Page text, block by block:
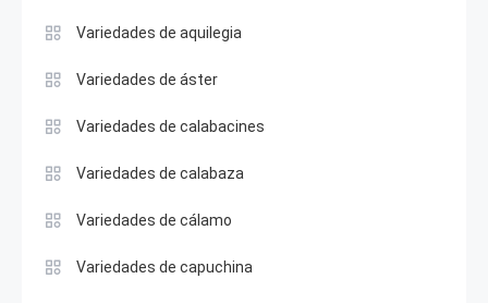
Variedades de aquilegia
Variedades de áster
Variedades de calabacines
Variedades de calabaza
Variedades de cálamo
Variedades de capuchina